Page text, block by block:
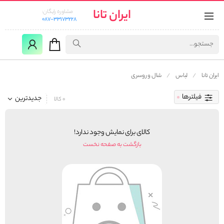
ایران تانا
مشاوره رایگان:
087-33173228
ایران تانا لباس شال و روسری
فیلترها جدیدترین 0 کالا
کالای برای نمایش وجود ندارد!
بازگشت به صفحه نخست